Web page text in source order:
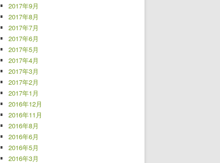
2017年9月
2017年8月
2017年7月
2017年6月
2017年5月
2017年4月
2017年3月
2017年2月
2017年1月
2016年12月
2016年11月
2016年8月
2016年6月
2016年5月
2016年3月